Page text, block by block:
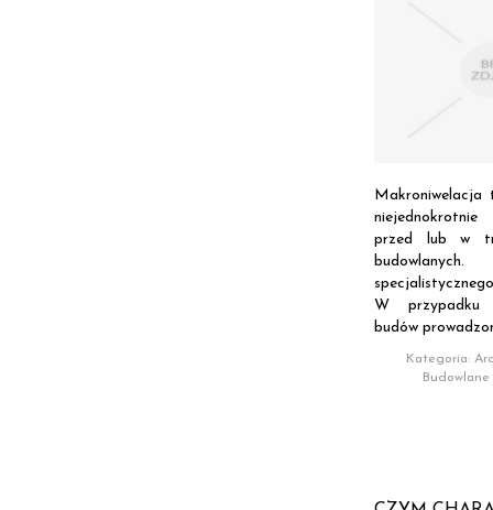
Makroniwelacja
przed lub w
W przypadku
budów
Kategoria:
Budowlane